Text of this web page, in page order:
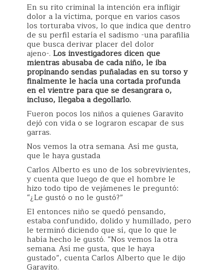
En su rito criminal la intención era infligir
dolor a la víctima, porque en varios casos
los torturaba vivos, lo que indica que dentro
de su perfil estaría el sadismo -una parafilia
que busca derivar placer del dolor
ajeno-. Los investigadores dicen que
mientras abusaba de cada niño, le iba
propinando sendas puñaladas en su torso y
finalmente le hacía una cortada profunda
en el vientre para que se desangrara o,
incluso, llegaba a degollarlo.
Fueron pocos los niños a quienes Garavito
dejó con vida o se lograron escapar de sus
garras.
Nos vemos la otra semana. Así me gusta,
que le haya gustada
Carlos Alberto es uno de los sobrevivientes,
y cuenta que luego de que el hombre le
hizo todo tipo de vejámenes le preguntó:
“¿Le gustó o no le gustó?”
El entonces niño se quedó pensando,
estaba confundido, dolido y humillado, pero
le terminó diciendo que sí, que lo que le
había hecho le gustó. “Nos vemos la otra
semana. Así me gusta, que le haya
gustado”, cuenta Carlos Alberto que le dijo
Garavito.